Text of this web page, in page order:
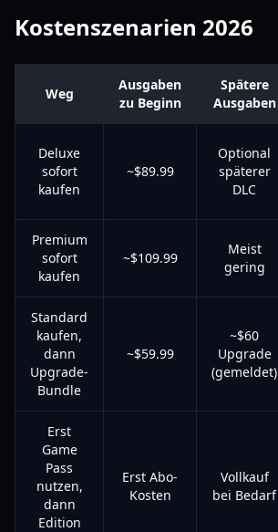
Kostenszenarien 2026
Weg
Ausgaben
zu Beginn
Spätere
Ausgaben
Deluxe
sofort
kaufen
~$89.99
Optional
späterer
DLC
Premium
sofort
kaufen
~$109.99
Meist
gering
Standard
kaufen,
dann
Upgrade-
Bundle
~$59.99
~$60
Upgrade
(gemeldet)
Erst
Game
Pass
nutzen,
dann
Edition
Erst Abo-
Kosten
Vollkauf
bei Bedarf